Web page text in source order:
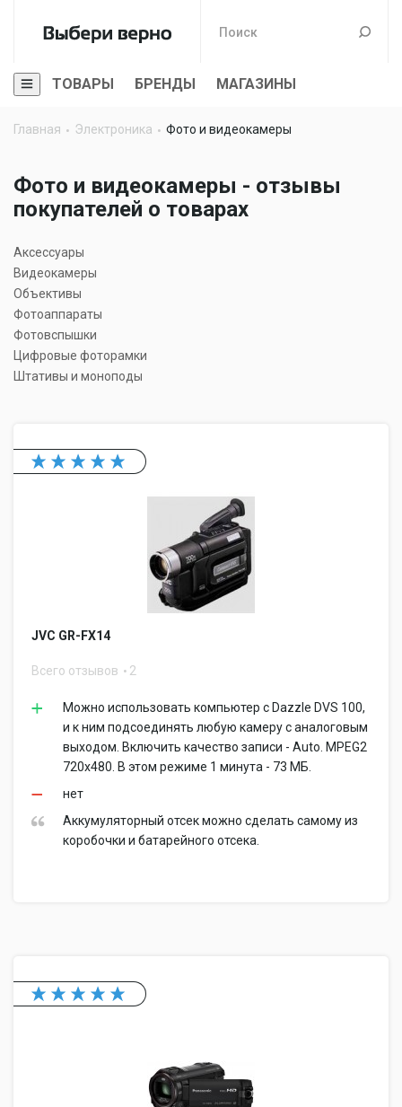
ТОВАРЫ БРЕНДЫ МАГАЗИНЫ
Главная Электроника Фото и видеокамеры
Фото и видеокамеры - отзывы
покупателей о товарах
Аксессуары
Видеокамеры
Объективы
Фотоаппараты
Фотовспышки
Цифровые фоторамки
Штативы и моноподы
JVC GR-FX14
Всего отзывов 2
Можно использовать компьютер с Dazzle DVS 100,
и к ним подсоединять любую камеру с аналоговым
выходом. Включить качество записи - Auto. MPEG2
720x480. В этом режиме 1 минута - 73 МБ.
нет
Аккумуляторный отсек можно сделать самому из
коробочки и батарейного отсека.